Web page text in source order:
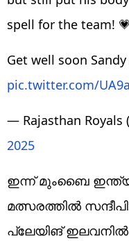
spell for the team! 💗
Get well soon
pic.twitter.com/
— Rajasthan Royals
2025
ഇന്ന് മുംബൈ
മത്സരത്തില്‍
പ്ലേയിങ്